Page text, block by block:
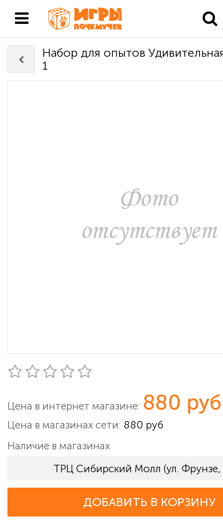
Набор для опытов
1
Цена в интернет магазине: 880 руб
Цена в магазинах сети: 880 руб
Наличие в магазинах
ТРЦ Сибирский Молл (ул.
ДОБАВИТЬ В КОРЗИНУ